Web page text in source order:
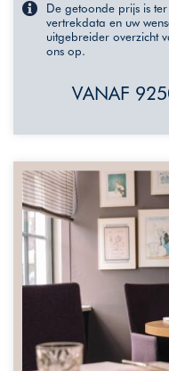
De getoonde prijs is
vertrekdata en uw
uitgebreider overzicht
ons op.
VANAF